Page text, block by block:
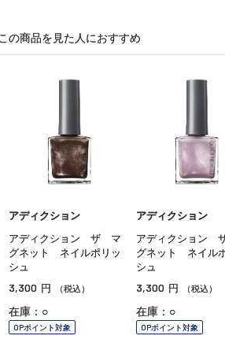
この商品を見た人におすすめ
アディクション
アディクション ザ マ
グネット ネイルポリッ
シュ
3,300 円 （税込）
在庫：○
OPポイント対象
アディクション
アディクション
グネット ネイル
シュ
3,300 円 （税込）
在庫：○
OPポイント対象